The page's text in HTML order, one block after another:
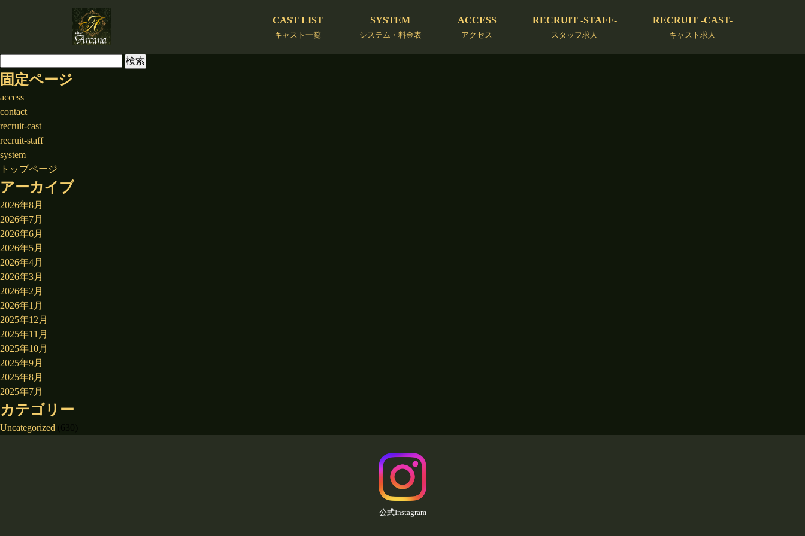
CAST LIST
キャスト一覧
SYSTEM
システム・料金表
ACCESS
アクセス
RECRUIT -STAFF-
スタッフ求人
RECRUIT -CAST-
キャスト求人
索:
固定ページ
access
contact
recruit-cast
recruit-staff
system
トップページ
アーカイブ
2026年8月
2026年7月
2026年6月
2026年5月
2026年4月
2026年3月
2026年2月
2026年1月
2025年12月
2025年11月
2025年10月
2025年9月
2025年8月
2025年7月
カテゴリー
Uncategorized
公式Instagram